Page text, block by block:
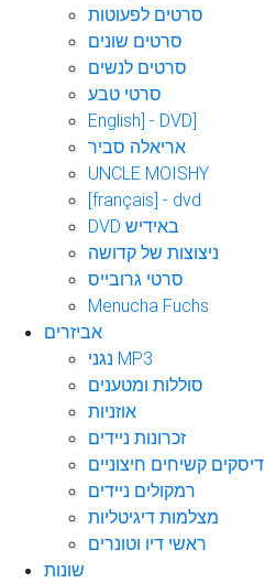
סרטים לפעוטות
סרטים שונים
סרטים לנשים
סרטי טבע
English] - DVD]
אריאלה סביר
UNCLE MOISHY
[français] - dvd
DVD באידיש
ניצוצות של קדושה
סרטי גרובייס
Menucha Fuchs
אביזרים
נגני MP3
סוללות ומטענים
אוזניות
זכרונות ניידים
דיסקים קשיחים חיצוניים
רמקולים ניידים
מצלמות דיגיטליות
ראשי דיו וטונרים
שונות